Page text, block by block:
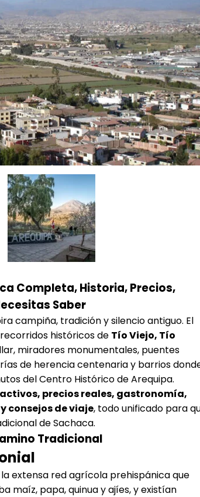
Completa, Historia, Precios,
Saber
campiña, tradición y silencio antiguo. El
históricos de Tío Viejo, Tío
miradores monumentales, puentes
de herencia centenaria y barrios
del Centro Histórico de Arequipa.
precios reales, gastronomía,
consejos de viaje, todo unificado para
de Sachaca.
Tradicional
extensa red agrícola prehispánica que
maíz, papa, quinua y ajíes, y existían